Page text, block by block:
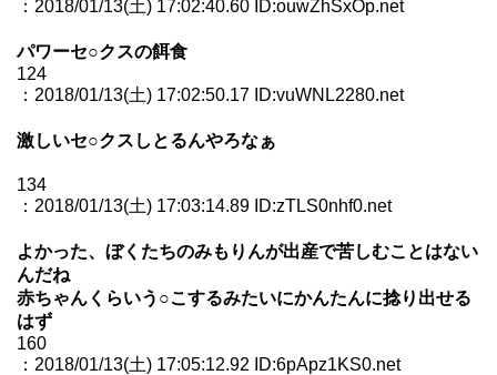
：2018/01/13(土) 17:02:40.60 ID:ouwZhSxOp.net
パワーセ○クスの餌食
124
：2018/01/13(土) 17:02:50.17 ID:vuWNL2280.net
激しいセ○クスしとるんやろなぁ
134
：2018/01/13(土) 17:03:14.89 ID:zTLS0nhf0.net
よかった、ぼくたちのみもりんが出産で苦しむことはない
んだね
赤ちゃんくらいう○こするみたいにかんたんに捻り出せる
はず
160
：2018/01/13(土) 17:05:12.92 ID:6pApz1KS0.net